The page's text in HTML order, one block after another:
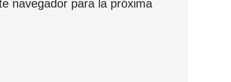
navegador para la próxima